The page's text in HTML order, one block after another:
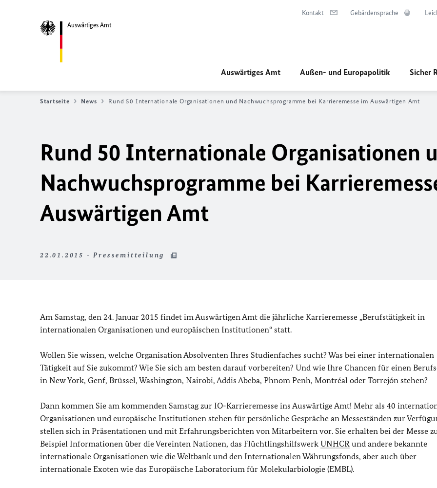
Auswärtiges Amt
Kontakt Gebärdensprache
Auswärtiges Amt Außen- und Europapolitik Sicher
Startseite News Rund 50 Internationale Organisationen und Nachwuchsprogramme bei Karrieremesse im Auswärtigen Amt
Rund 50 Internationale Organisationen
Nachwuchsprogramme bei
Auswärtigen Amt
22.01.2015 - Pressemitteilung
Am Samstag, den 24. Januar 2015 findet im Auswärtigen Amt die jährliche Karrieremesse „Berufstätigkeit in
internationalen Organisationen und europäischen Institutionen“ statt.
Wollen Sie wissen, welche Organisation Absolventen Ihres Studienfaches sucht? Was bei einer internationalen
Tätigkeit auf Sie zukommt? Wie Sie sich am besten darauf vorbereiten? Und wie Ihre Chancen für einen
in New York, Genf, Brüssel, Washington, Nairobi, Addis Abeba, Phnom Penh, Montréal oder Torrejón stehen?
Dann kommen Sie am kommenden Samstag zur IO-Karrieremesse ins Auswärtige Amt! Mehr als 40
Organisationen und europäische Institutionen stehen für persönliche Gespräche an Messeständen zur
stellen sich in Präsentationen und mit Erfahrungsberichten von Mitarbeitern vor. Sie erhalten bei der Messe
Beispiel Informationen über die Vereinten Nationen, das Flüchtlingshilfswerk UNHCR und andere bekannte
internationale Organisationen wie die Weltbank und den Internationalen Währungsfonds, aber auch über
internationale Exoten wie das Europäische Laboratorium für Molekularbiologie (EMBL).